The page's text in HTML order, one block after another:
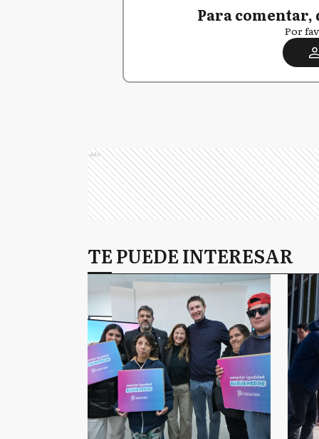
Para
Por
Ads
TE PUEDE INTERESAR